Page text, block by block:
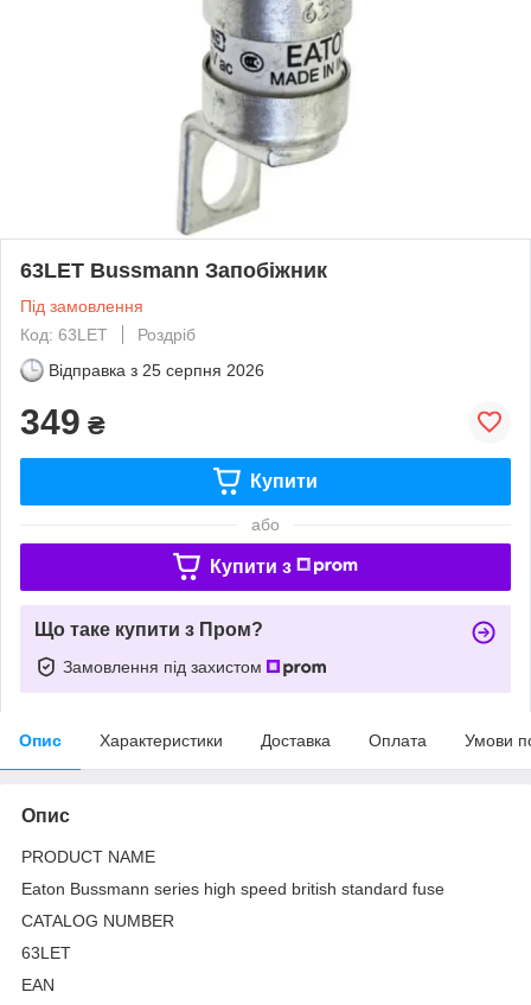
63LET Bussmann Запобіжник
Під замовлення
Код: 63LET
Роздріб
Відправка з 25 серпня 2026
349 ₴
Купити
або
Купити з
Що таке купити з Пром?
Замовлення під захистом
Опис Характеристики Доставка Оплата Умови
Опис
PRODUCT NAME
Eaton Bussmann series high speed british standard fuse
CATALOG NUMBER
63LET
EAN